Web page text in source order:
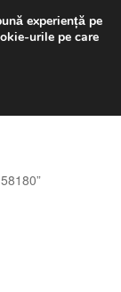
experiență pe
urile pe care